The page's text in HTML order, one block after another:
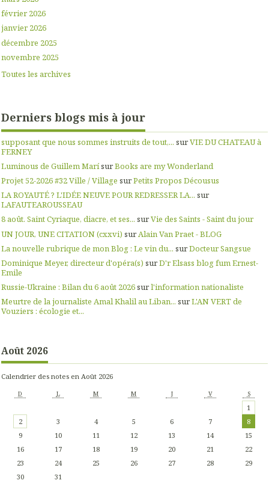
février 2026
janvier 2026
décembre 2025
novembre 2025
Toutes les archives
Derniers blogs mis à jour
supposant que nous sommes instruits de tout,... surVIE DU CHATEAU à
FERNEY
Luminous de Guillem MarísurBooks are my Wonderland
Projet 52-2026 #32 Ville / Village surPetits Propos Décousus
LA ROYAUTÉ ? L'IDÉE NEUVE POUR REDRESSER LA... sur
LAFAUTEAROUSSEAU
8 août. Saint Cyriaque, diacre, et ses... surVie des Saints - Saint du jour
UN JOUR, UNE CITATION (cxxvi) sur Alain Van Praet - BLOG
La nouvelle rubrique de mon Blog : Le vin du... surDocteur Sangsue
Dominique Meyer, directeur d'opéra(s) surD'r Elsass blog fum Ernest-
Emile
Russie-Ukraine : Bilan du 6 août 2026surl'information nationaliste
Meurtre de la journaliste Amal Khalil au Liban... surL'AN VERT de
Vouziers : écologie et...
Août 2026
Calendrier des notes en Août 2026
D L M M J V S
1
2
3 4 5 6 7
8
9
10 11 12 13 14
15
16
17 18 19 20 21
22
23
24 25 26 27 28
29
30
31